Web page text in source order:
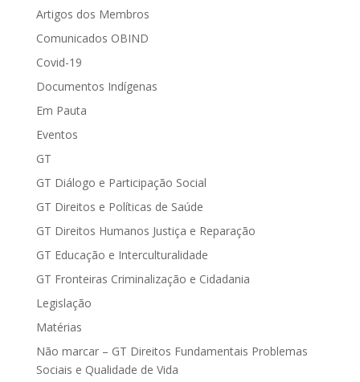
Artigos dos Membros
Comunicados OBIND
Covid-19
Documentos Indígenas
Em Pauta
Eventos
GT
GT Diálogo e Participação Social
GT Direitos e Políticas de Saúde
GT Direitos Humanos Justiça e Reparação
GT Educação e Interculturalidade
GT Fronteiras Criminalização e Cidadania
Legislação
Matérias
Não marcar – GT Direitos Fundamentais Problemas
Sociais e Qualidade de Vida